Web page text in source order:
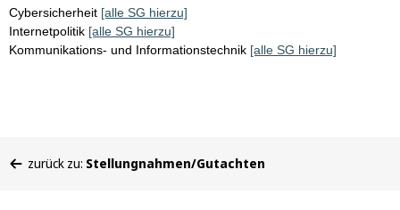
Cybersicherheit [alle SG hierzu]
Internetpolitik [alle SG hierzu]
Kommunikations- und Informationstechnik [alle SG hierzu]
befinden
zurück zu: Stellungnahmen/Gutachten